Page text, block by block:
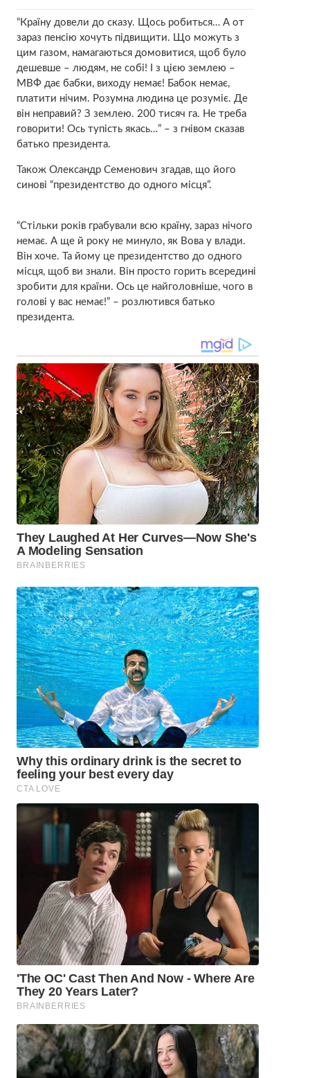
“Країну довели до сказу. Щось робиться… А от
зараз пенсію хочуть підвищити. Що можуть з
цим газом, намагаються домовитися, щоб було
дешевше – людям, не собі! І з цією землею –
МВФ дає бабки, виходу немає! Бабок немає,
платити нічим. Розумна людина це розуміє. Де
він неправий? З землею. 200 тисяч га. Не треба
говорити! Ось тупість якась…” – з гнівом сказав
батько президента.
Також Олександр Семенович згадав, що його
синові “президентство до одного місця”.
“Стільки років грабували всю країну, зараз нічого
немає. А ще й року не минуло, як Вова у влади.
Він хоче. Та йому це президентство до одного
місця, щоб ви знали. Він просто горить всередині
зробити для країни. Ось це найголовніше, чого в
голові у вас немає!” – розлютився батько
президента.